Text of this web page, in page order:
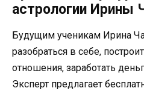
астрологии Ирины
Будущим ученикам Ирина
разобраться в себе,
отношения, заработать
Эксперт предлагает